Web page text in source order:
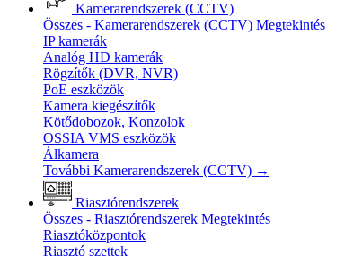
Kamerarendszerek (CCTV)
Összes - Kamerarendszerek (CCTV) Megtekintés
IP kamerák
Analóg HD kamerák
Rögzítők (DVR, NVR)
PoE eszközök
Kamera kiegészítők
Kötődobozok, Konzolok
OSSIA VMS eszközök
Álkamera
További Kamerarendszerek (CCTV) →
Riasztórendszerek
Összes - Riasztórendszerek Megtekintés
Riasztóközpontok
Riasztó szettek